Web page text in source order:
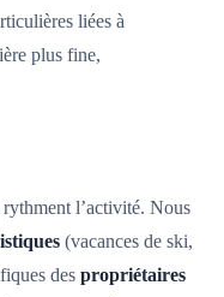
liées à
plus fine,
l’activité. Nous
(vacances de ski,
des propriétaires